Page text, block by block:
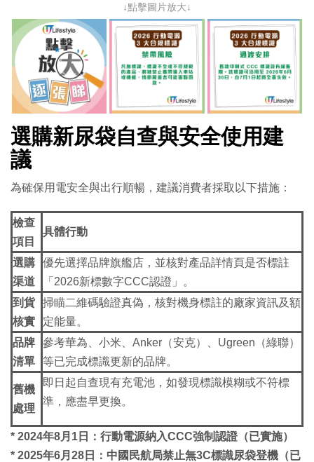
↓點擊圖片放大↓
選購新尿袋自查與安全使用建
議
為確保用電安全與出行順暢，建議消費者採取以下措施：
檢查
項目
具體行動
選購
渠道
優先選擇品牌旗艦店，並核對產品詳情頁是否標註
「2026新標數字CCC認證」。
到貨
核實
掃瞄二維碼驗證真偽，核對機身標註的廠家資訊及額
定能量。
品牌
清單
參考華為、小米、Anker（安克）、Ugreen（綠聯）
等已完成標識更新的品牌。
舊機
處理
即日起自查現有充電池，如發現標識模糊或不符標
準，應盡早更換。
* 2024年8月1日：行動電源納入CCC強制認證（已實施）
* 2025年6月28日：中國民航局禁止無3C標識尿袋登機（已